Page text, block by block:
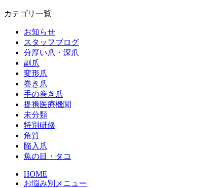
カテゴリ一覧
お知らせ
スタッフブログ
分厚い爪・深爪
副爪
変形爪
巻き爪
手の巻き爪
提携医療機関
未分類
特別研修
角質
陥入爪
魚の目・タコ
HOME
お悩み別メニュー